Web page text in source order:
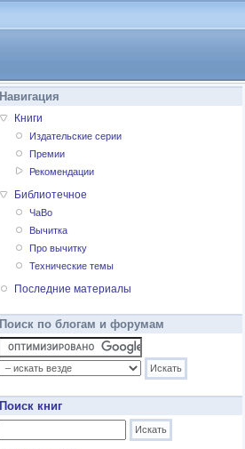
Навигация
Книги
Издательские серии
Премии
Рекомендации
Библиотечное
ЧаВо
Вычитка
Про вычитку
Технические темы
Последние материалы
Поиск по блогам и форумам
Поиск книг